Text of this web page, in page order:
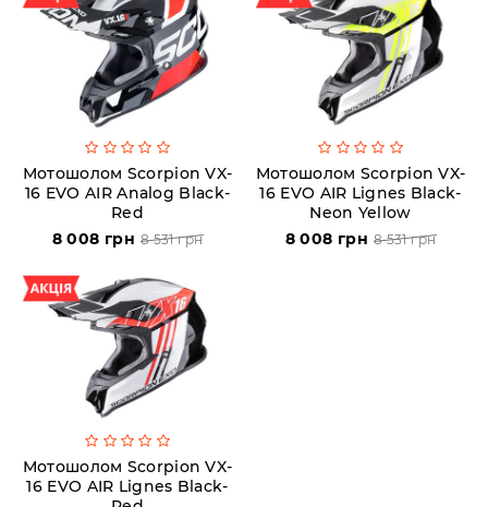
Мотошолом Scorpion VX-
16 EVO AIR Analog Black-
Red
8 008 грн 8 531 грн
Мотошолом Scorpion VX-
16 EVO AIR Lignes Black-
Neon Yellow
8 008 грн 8 531 грн
Мотошолом Scorpion VX-
16 EVO AIR Lignes Black-